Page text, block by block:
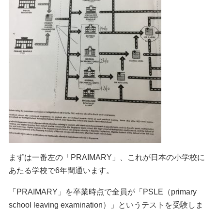
まずは一番左の「PRAIMARY」、これが日本の小学校に
あたる学校で6年間通います。
「PRAIMARY」を卒業時点で全員が「PSLE（primary
school leaving examination）」というテストを受験しま